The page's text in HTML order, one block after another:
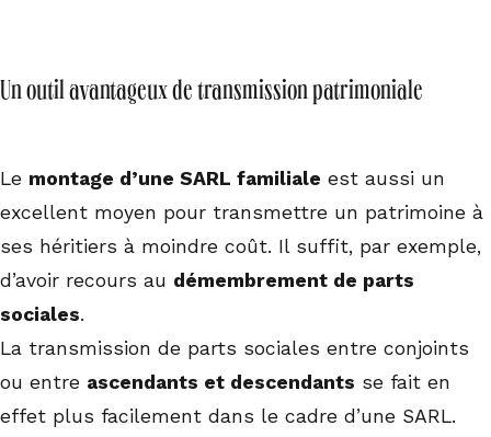
Un outil avantageux de transmission patrimoniale
Le montage d’une SARL familiale est aussi un
excellent moyen pour transmettre un patrimoine à
ses héritiers à moindre coût. Il suffit, par exemple,
d’avoir recours au démembrement de parts
sociales.
La transmission de parts sociales entre conjoints
ou entre ascendants et descendants se fait en
effet plus facilement dans le cadre d’une SARL.